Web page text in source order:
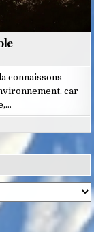
connaissons
car